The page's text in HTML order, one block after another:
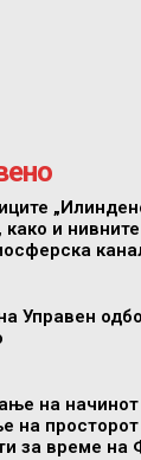
и
Управен
на
на
за време на